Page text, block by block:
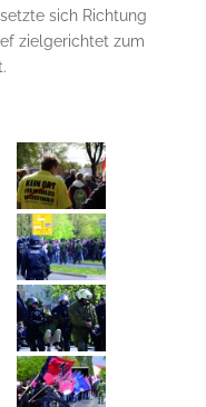
sich Richtung
zielgerichtet zum